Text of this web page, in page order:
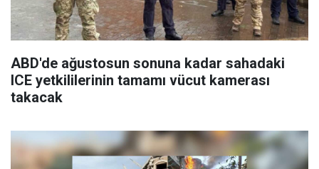
ABD'de ağustosun sonuna kadar sahadaki
ICE yetkililerinin tamamı vücut kamerası
takacak